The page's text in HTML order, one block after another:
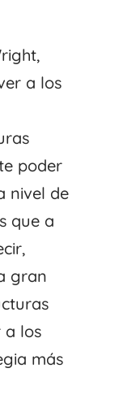
a los
poder
nivel de
que a
gran
a los
más